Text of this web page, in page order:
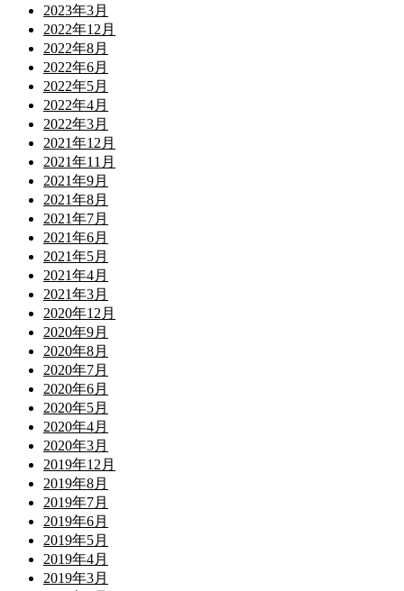
2023年3月
2022年12月
2022年8月
2022年6月
2022年5月
2022年4月
2022年3月
2021年12月
2021年11月
2021年9月
2021年8月
2021年7月
2021年6月
2021年5月
2021年4月
2021年3月
2020年12月
2020年9月
2020年8月
2020年7月
2020年6月
2020年5月
2020年4月
2020年3月
2019年12月
2019年8月
2019年7月
2019年6月
2019年5月
2019年4月
2019年3月